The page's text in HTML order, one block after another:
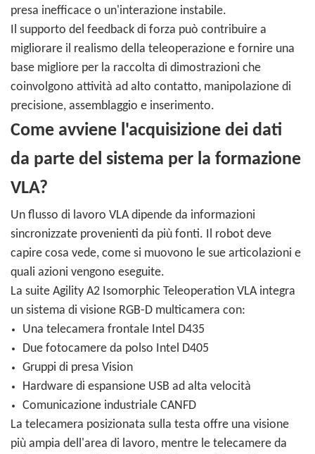
presa inefficace o un'interazione instabile.
Il supporto del feedback di forza può contribuire a
migliorare il realismo della teleoperazione e fornire una
base migliore per la raccolta di dimostrazioni che
coinvolgono attività ad alto contatto, manipolazione di
precisione, assemblaggio e inserimento.
Come avviene l'acquisizione dei dati
da parte del sistema per la formazione
VLA?
Un flusso di lavoro VLA dipende da informazioni
sincronizzate provenienti da più fonti. Il robot deve
capire cosa vede, come si muovono le sue articolazioni e
quali azioni vengono eseguite.
La suite Agility A2 Isomorphic Teleoperation VLA integra
un sistema di visione RGB-D multicamera con:
Una telecamera frontale Intel D435
Due fotocamere da polso Intel D405
Gruppi di presa Vision
Hardware di espansione USB ad alta velocità
Comunicazione industriale CANFD
La telecamera posizionata sulla testa offre una visione
più ampia dell'area di lavoro, mentre le telecamere da